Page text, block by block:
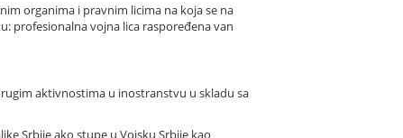
organima i pravnim licima na koja se na
profesionalna vojna lica raspoređena van
aktivnostima u inostranstvu u skladu sa
Srbije ako stupe u Vojsku Srbije kao